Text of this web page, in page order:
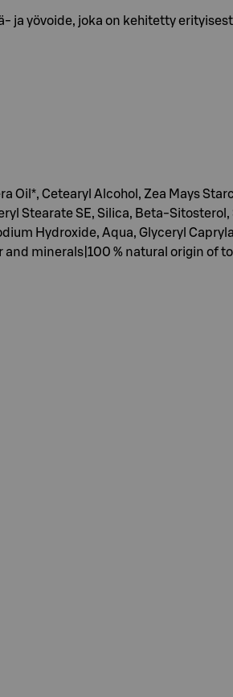
ja yövoide, joka on kehitetty
Oil*, Cetearyl Alcohol, Zea Mays
Stearate SE, Silica, Beta-
Hydroxide, Aqua, Glyceryl
minerals|100 % natural origin of